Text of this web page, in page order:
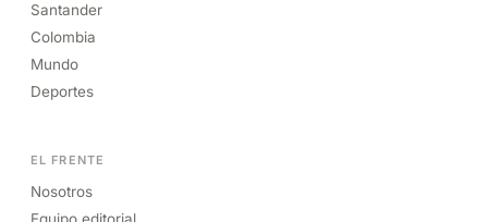
Santander
Colombia
Mundo
Deportes
EL FRENTE
Nosotros